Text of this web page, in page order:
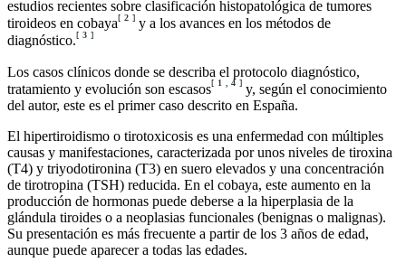
estudios recientes sobre clasificación histopatológica de tumores
tiroideos en cobaya[ 2 ] y a los avances en los métodos de
diagnóstico.[ 3 ]
Los casos clínicos donde se describa el protocolo diagnóstico,
tratamiento y evolución son escasos[ 1 , 4 ] y, según el conocimiento
del autor, este es el primer caso descrito en España.
El hipertiroidismo o tirotoxicosis es una enfermedad con múltiples
causas y manifestaciones, caracterizada por unos niveles de tiroxina
(T4) y triyodotironina (T3) en suero elevados y una concentración
de tirotropina (TSH) reducida. En el cobaya, este aumento en la
producción de hormonas puede deberse a la hiperplasia de la
glándula tiroides o a neoplasias funcionales (benignas o malignas).
Su presentación es más frecuente a partir de los 3 años de edad,
aunque puede aparecer a todas las edades.